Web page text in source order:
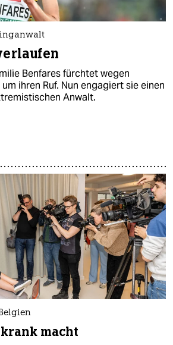
Benfares fürchtet wegen
ihren Ruf. Nun engagiert sie einen
Anwalt.
macht